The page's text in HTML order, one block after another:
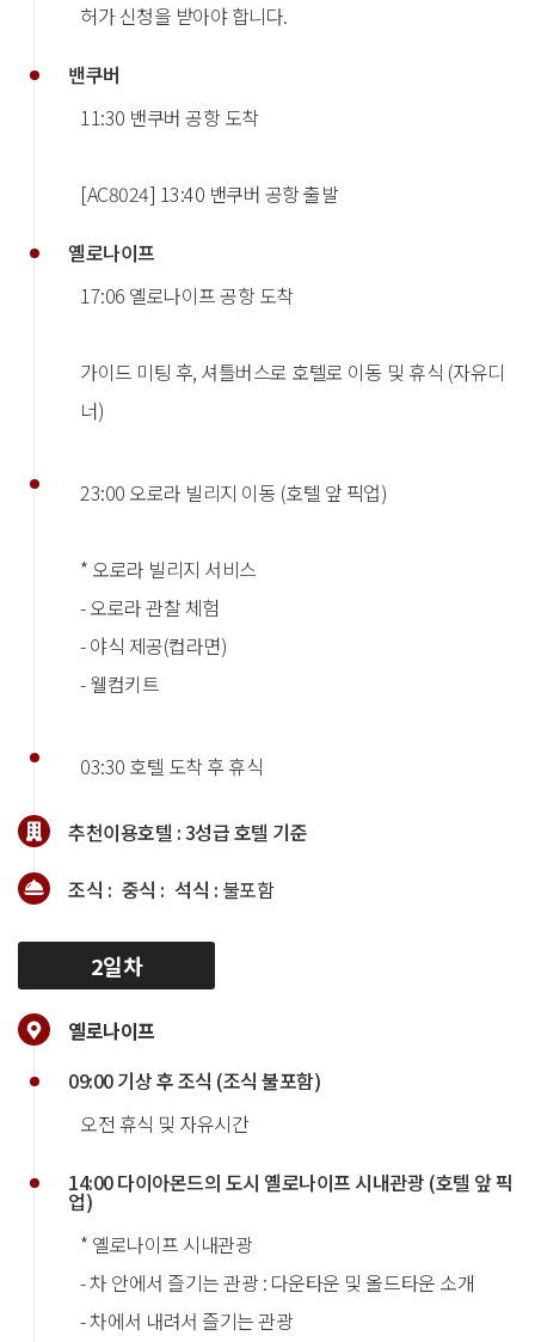
허가 신청을 받아야 합니다.
밴쿠버
11:30 밴쿠버 공항 도착
[AC8024] 13:40 밴쿠버 공항 출발
옐로나이프
17:06 옐로나이프 공항 도착
가이드 미팅 후, 셔틀버스로 호텔로 이동 및 휴식 (자유디
너)
23:00 오로라 빌리지 이동 (호텔 앞 픽업)
* 오로라 빌리지 서비스
- 오로라 관찰 체험
- 야식 제공(컵라면)
- 웰컴키트
03:30 호텔 도착 후 휴식
추천이용호텔 :3성급 호텔 기준
조식 : 중식 : 석식 : 불포함
2일차
옐로나이프
09:00 기상 후 조식 (조식 불포함)
오전 휴식 및 자유시간
14:00 다이아몬드의 도시 옐로나이프 시내관광 (호텔 앞 픽
업)
* 옐로나이프 시내관광
- 차 안에서 즐기는 관광 : 다운타운 및 올드타운 소개
- 차에서 내려서 즐기는 관광